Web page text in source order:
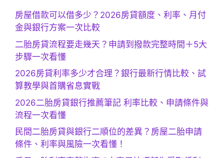
房屋借款可以借多少？2026房貸額度、利率、月付
金與銀行方案一次比較
二胎房貸流程要走幾天？申請到撥款完整時間＋5大
步驟一次看懂
2026房貸利率多少才合理？銀行最新行情比較、試
算教學與首購省息實戰
2026二胎房貸銀行推薦筆記 利率比較、申請條件與
流程一次看懂
民間二胎房貸與銀行二順位的差異？房屋二胎申請
條件、利率與風險一次看懂！